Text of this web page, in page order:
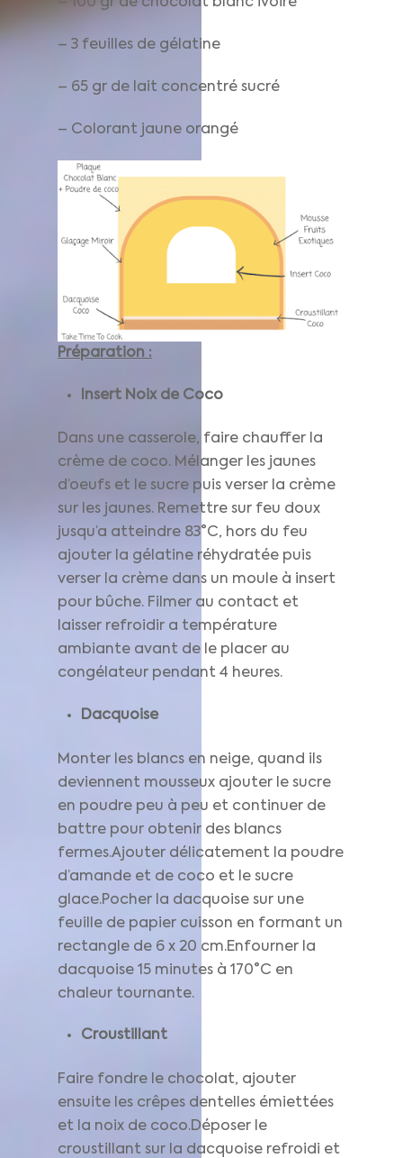
– 100 gr de chocolat blanc ivoire
– 3 feuilles de gélatine
– 65 gr de lait concentré sucré
– Colorant jaune orangé
Préparation :
Insert Noix de Coco
Dans une casserole, faire chauffer la
crème de coco. Mélanger les jaunes
d’oeufs et le sucre puis verser la crème
sur les jaunes. Remettre sur feu doux
jusqu’a atteindre 83°C, hors du feu
ajouter la gélatine réhydratée puis
verser la crème dans un moule à insert
pour bûche. Filmer au contact et
laisser refroidir a température
ambiante avant de le placer au
congélateur pendant 4 heures.
Dacquoise
Monter les blancs en neige, quand ils
deviennent mousseux ajouter le sucre
en poudre peu à peu et continuer de
battre pour obtenir des blancs
fermes.Ajouter délicatement la poudre
d’amande et de coco et le sucre
glace.Pocher la dacquoise sur une
feuille de papier cuisson en formant un
rectangle de 6 x 20 cm.Enfourner la
dacquoise 15 minutes à 170°C en
chaleur tournante.
Croustillant
Faire fondre le chocolat, ajouter
ensuite les crêpes dentelles émiettées
et la noix de coco.Déposer le
croustillant sur la dacquoise refroidi et